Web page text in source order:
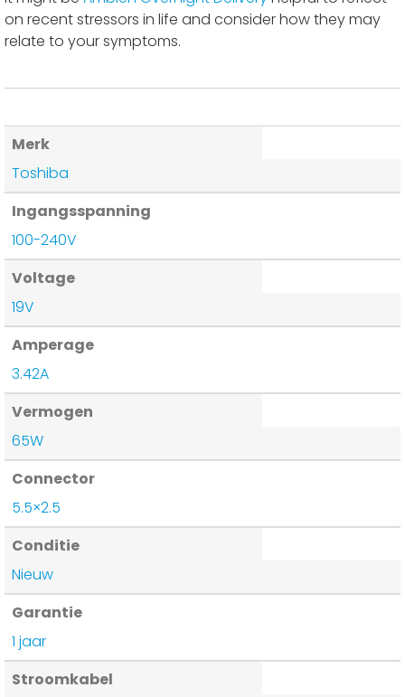
on recent stressors in life and consider how they may
relate to your symptoms.
Merk
Toshiba
Ingangsspanning
100-240V
Voltage
19V
Amperage
3.42A
Vermogen
65W
Connector
5.5×2.5
Conditie
Nieuw
Garantie
1 jaar
Stroomkabel